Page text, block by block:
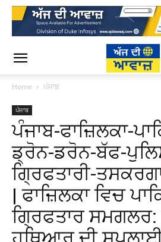
Home ਪੰਜਾਬ
ਪੰਜਾਬ
ਪੰਜਾਬ-ਫਾਜ਼ਿਲਕਾ-
ਡ੍ਰੋਨ-ਡਰੋਨ-ਬੱਫ-
ਗ੍ਰਿਫਤਾਰੀ-
| ਫਾਜ਼ਿਲਕਾ ਵਿਚ
ਗ੍ਰਿਫਤਾਰ